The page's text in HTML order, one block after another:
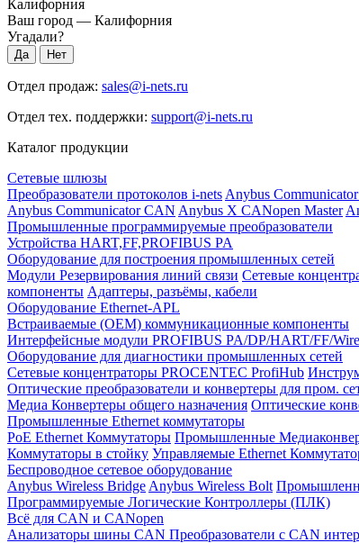
Калифорния
Ваш город — Калифорния
Угадали?
Отдел продаж: sales@i-nets.ru
Отдел тех. поддержки: support@i-nets.ru
Каталог продукции
Сетевые шлюзы
Преобразователи протоколов i-nets Anybus
Anybus Communicator CAN Anybus X CANopen Master
Промышленные программируемые преобразователи
Устройства HART,FF,PROFIBUS PA
Оборудование для построения промышленных сетей
Модули Резервирования линий связи Сетевые
компоненты Адаптеры, разъёмы, кабели
Оборудование Ethernet-APL
Встраиваемые (OEM) коммуникационные компоненты
Интерфейсные модули PROFIBUS PA/DP/HART/FF/
Оборудование для диагностики промышленных сетей
Сетевые концентраторы PROCENTEC ProfiHub
Оптические преобразователи и конвертеры для пром.
Медиа Конвертеры общего назначения Оптические
Промышленные Ethernet коммутаторы
PoE Ethernet Коммутаторы Промышленные
Коммутаторы в стойку Управляемые Ethernet
Беспроводное сетевое оборудование
Anybus Wireless Bridge Anybus Wireless Bolt
Программируемые Логические Контроллеры (ПЛК)
Всё для CAN и CANopen
Анализаторы шины CAN Преобразователи с CAN